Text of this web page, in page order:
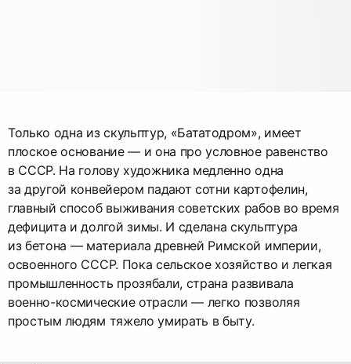
Только одна из скульптур, «Бататодром», имеет
плоское основание — и она про условное равенство
в СССР. На голову художника медленно одна
за другой конвейером падают сотни картофелин,
главный способ выживания советских рабов во время
дефицита и долгой зимы. И сделана скульптура
из бетона — материала древней Римской империи,
освоенного СССР. Пока сельское хозяйство и легкая
промышленность прозябали, страна развивала
военно-космические отрасли — легко позволяя
простым людям тяжело умирать в быту.